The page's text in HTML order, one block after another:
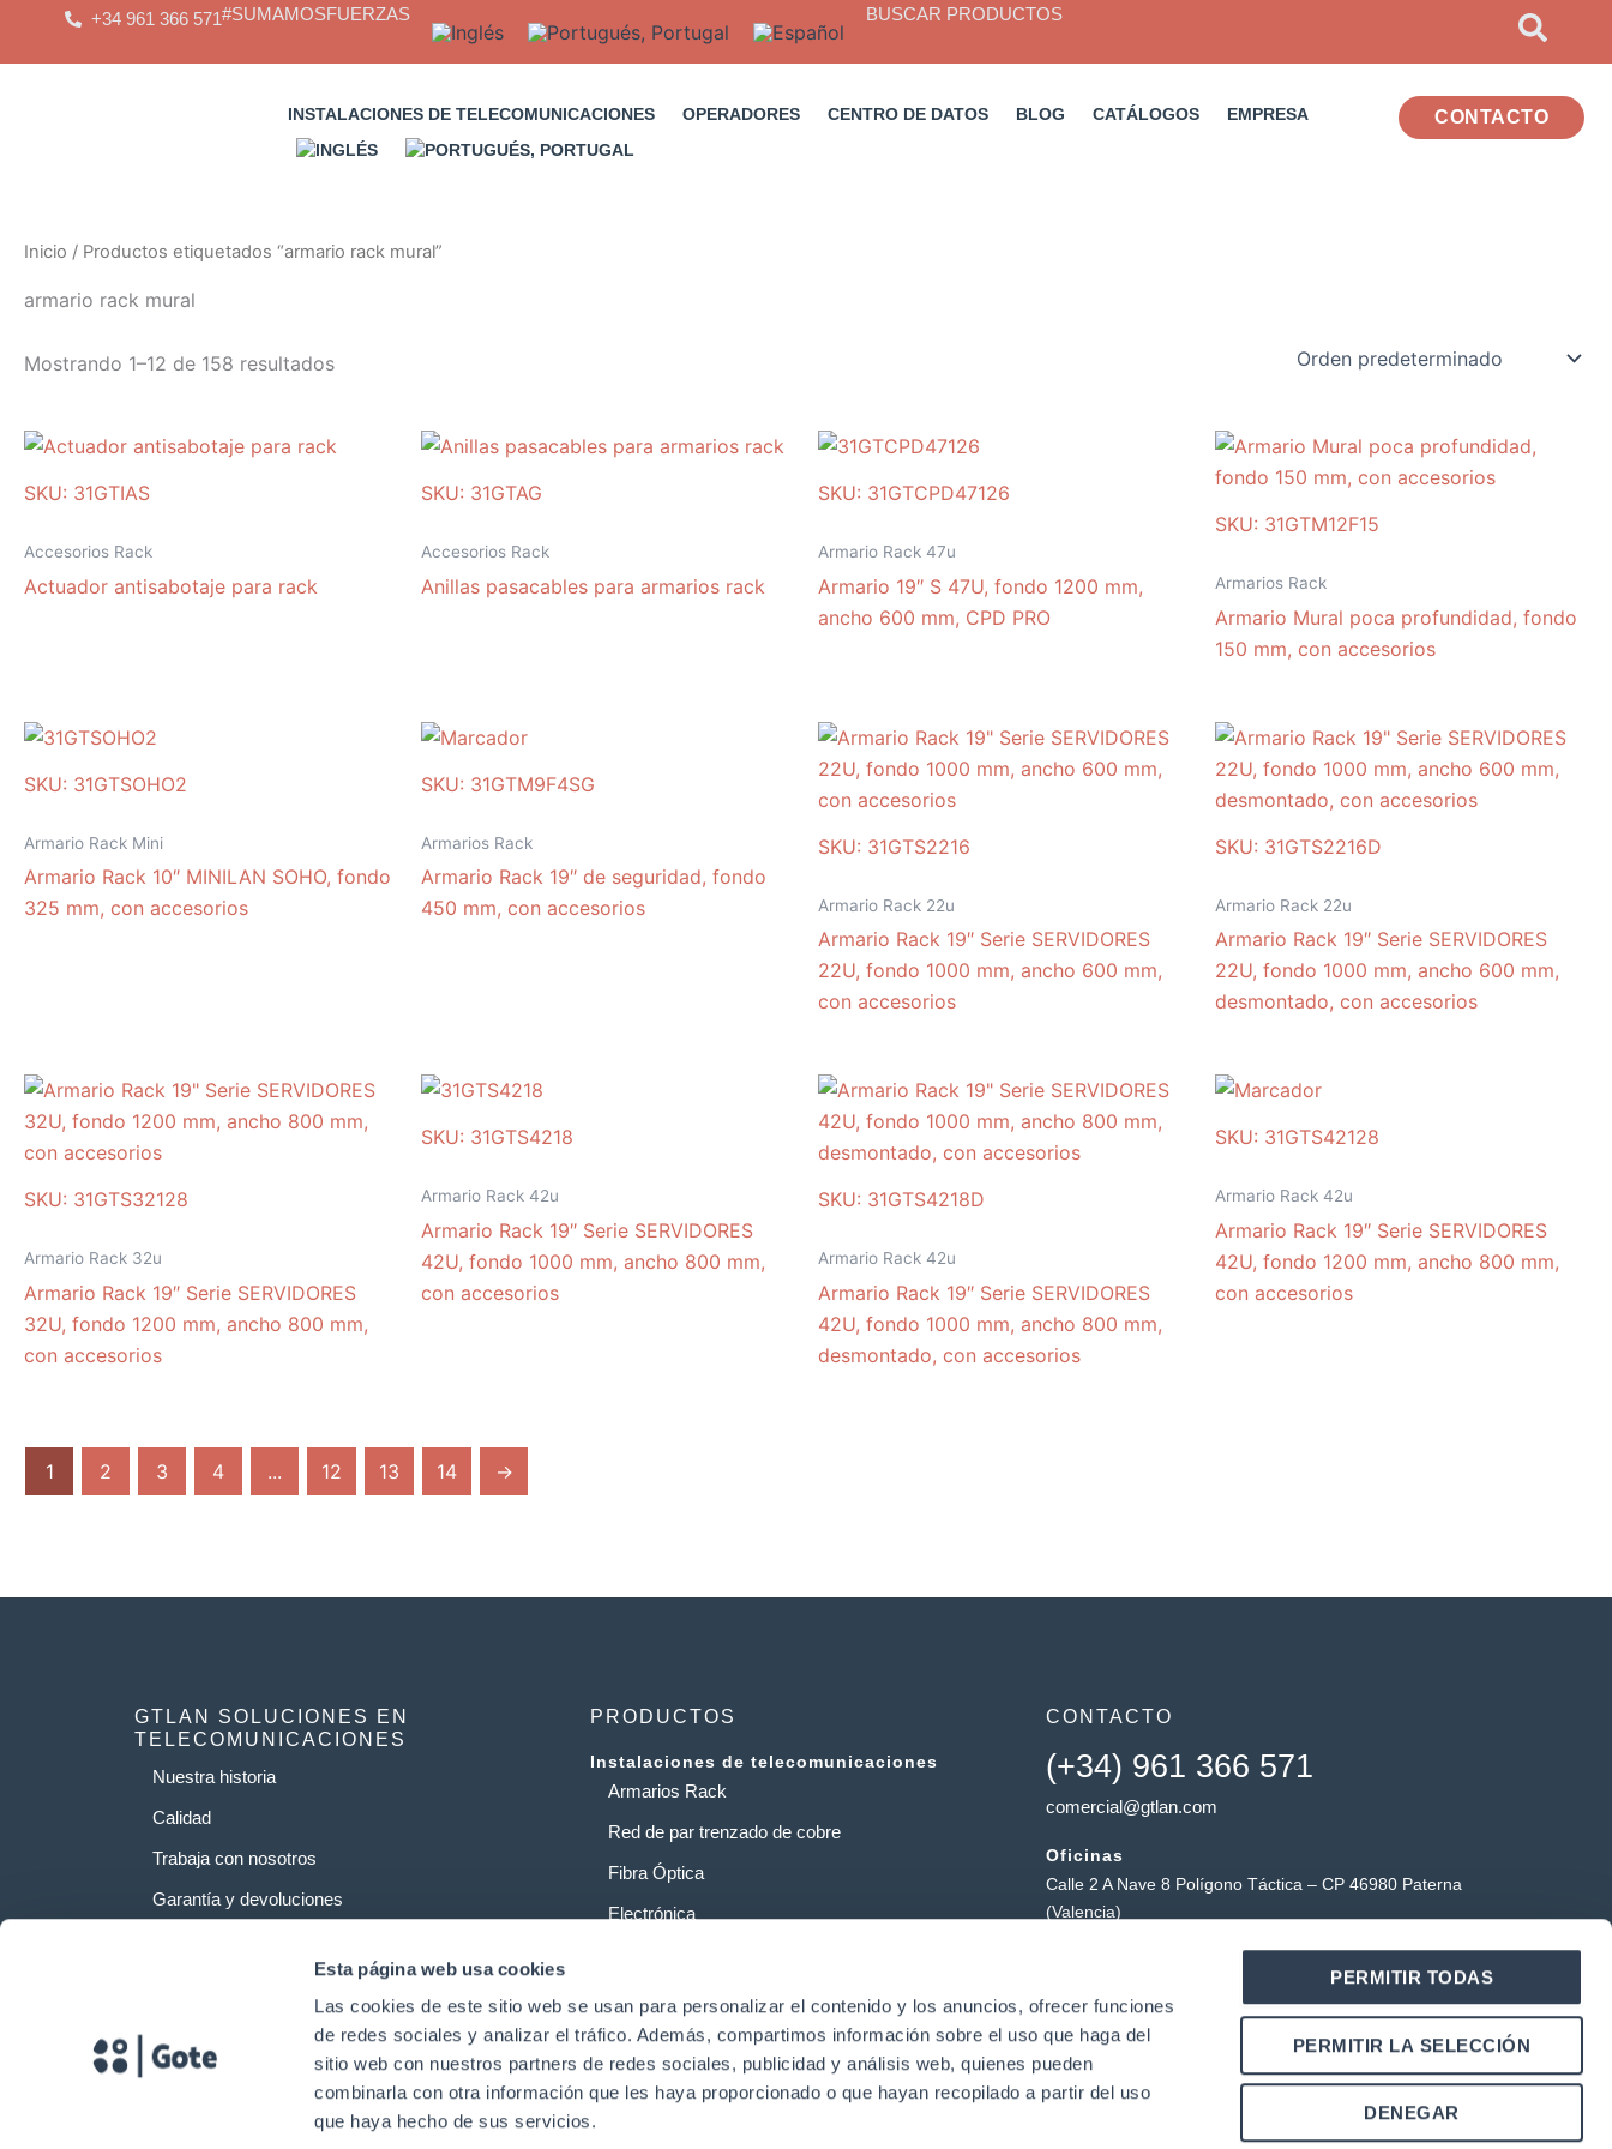
Esta página web usa cookies
Las cookies de este sitio web se usan para personalizar el contenido y los anuncios, ofrecer funciones
de redes sociales y analizar el tráfico. Además, compartimos información sobre el uso que haga del
sitio web con nuestros partners de redes sociales, publicidad y análisis web, quienes pueden
combinarla con otra información que les haya proporcionado o que hayan recopilado a partir del uso
que haya hecho de sus servicios.
PERMITIR TODAS
PERMITIR LA SELECCIÓN
DENEGAR
+34 961 366 571#SUMAMOSFUERZAS BUSCAR PRODUCTOS
INSTALACIONES DE TELECOMUNICACIONES OPERADORES CENTRO DE DATOS BLOG CATÁLOGOS EMPRESA CONTACTO
Inicio / Productos etiquetados “armario rack mural”
armario rack mural
Mostrando 1–12 de 158 resultados
SKU: 31GTIAS
Accesorios Rack
Actuador antisabotaje para rack
SKU: 31GTAG
Accesorios Rack
Anillas pasacables para armarios rack
SKU: 31GTCPD47126
Armario Rack 47u
Armario 19″ S 47U, fondo 1200 mm,
ancho 600 mm, CPD PRO
SKU: 31GTM12F15
Armarios Rack
Armario Mural poca profundidad, fondo
150 mm, con accesorios
SKU: 31GTSOHO2
Armario Rack Mini
Armario Rack 10″ MINILAN SOHO, fondo
325 mm, con accesorios
SKU: 31GTM9F4SG
Armarios Rack
Armario Rack 19″ de seguridad, fondo
450 mm, con accesorios
SKU: 31GTS2216
Armario Rack 22u
Armario Rack 19″ Serie SERVIDORES
22U, fondo 1000 mm, ancho 600 mm,
con accesorios
SKU: 31GTS2216D
Armario Rack 22u
Armario Rack 19″ Serie SERVIDORES
22U, fondo 1000 mm, ancho 600 mm,
desmontado, con accesorios
SKU: 31GTS32128
Armario Rack 32u
Armario Rack 19″ Serie SERVIDORES
32U, fondo 1200 mm, ancho 800 mm,
con accesorios
SKU: 31GTS4218
Armario Rack 42u
Armario Rack 19″ Serie SERVIDORES
42U, fondo 1000 mm, ancho 800 mm,
con accesorios
SKU: 31GTS4218D
Armario Rack 42u
Armario Rack 19″ Serie SERVIDORES
42U, fondo 1000 mm, ancho 800 mm,
desmontado, con accesorios
SKU: 31GTS42128
Armario Rack 42u
Armario Rack 19″ Serie SERVIDORES
42U, fondo 1200 mm, ancho 800 mm,
con accesorios
1 2 3 4 ... 12 13 14 →
GTLAN SOLUCIONES EN
TELECOMUNICACIONES
Nuestra historia
Calidad
Trabaja con nosotros
Garantía y devoluciones
PRODUCTOS
Instalaciones de telecomunicaciones
Armarios Rack
Red de par trenzado de cobre
Fibra Óptica
Electrónica
Centros de datos
CONTACTO
(+34) 961 366 571
comercial@gtlan.com
Oficinas
Calle 2 A Nave 8 Polígono Táctica – CP 46980 Paterna
(Valencia)
Polígono Industrial Táctica, Carrer Forners, 18, 46980
Paterna (Valencia)
Y
o
u
L
n